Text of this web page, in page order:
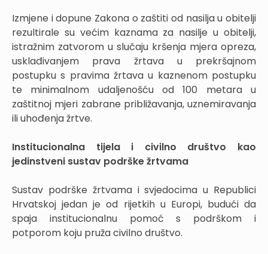
Izmjene i dopune Zakona o zaštiti od nasilja u obitelji
rezultirale su većim kaznama za nasilje u obitelji,
istražnim zatvorom u slučaju kršenja mjera opreza,
usklađivanjem prava žrtava u prekršajnom
postupku s pravima žrtava u kaznenom postupku
te minimalnom udaljenošću od 100 metara u
zaštitnoj mjeri zabrane približavanja, uznemiravanja
ili uhođenja žrtve.
Institucionalna tijela i civilno društvo kao
jedinstveni sustav podrške žrtvama
Sustav podrške žrtvama i svjedocima u Republici
Hrvatskoj jedan je od rijetkih u Europi, budući da
spaja institucionalnu pomoć s podrškom i
potporom koju pruža civilno društvo.